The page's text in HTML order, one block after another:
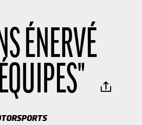
ÉNERVÉ
"